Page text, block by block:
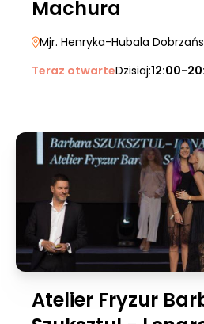
Machura
Mjr. Henryka-Hubala
Teraz otwarteDzisiaj:12:00-
Atelier Fryzur